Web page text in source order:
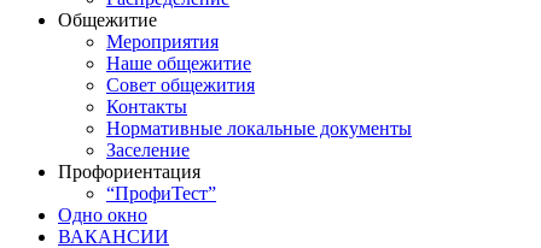
Общежитие
Мероприятия
Наше общежитие
Совет общежития
Контакты
Нормативные локальные документы
Заселение
Профориентация
“ПрофиТест”
Одно окно
ВАКАНСИИ